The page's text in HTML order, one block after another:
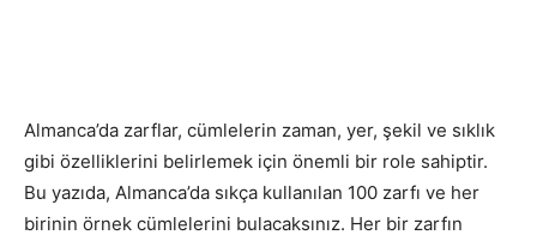
Almanca’da zarflar, cümlelerin zaman, yer, şekil ve sıklık
gibi özelliklerini belirlemek için önemli bir role sahiptir.
Bu yazıda, Almanca’da sıkça kullanılan 100 zarfı ve her
birinin örnek cümlelerini bulacaksınız. Her bir zarfın